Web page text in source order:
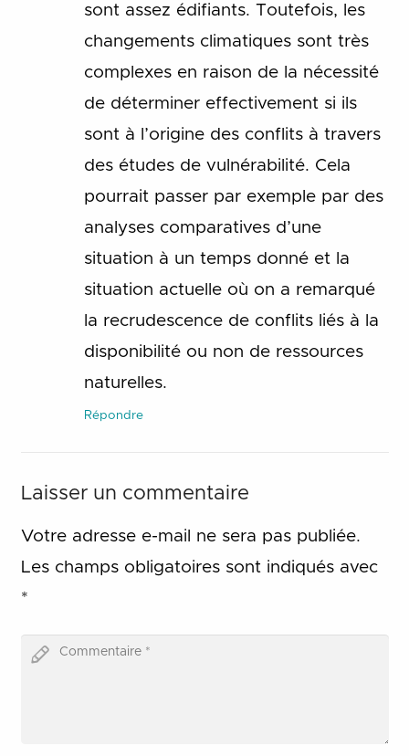
sont assez édifiants. Toutefois, les
changements climatiques sont très
complexes en raison de la nécessité
de déterminer effectivement si ils
sont à l’origine des conflits à travers
des études de vulnérabilité. Cela
pourrait passer par exemple par des
analyses comparatives d’une
situation à un temps donné et la
situation actuelle où on a remarqué
la recrudescence de conflits liés à la
disponibilité ou non de ressources
naturelles.
Répondre
Laisser un commentaire
Votre adresse e-mail ne sera pas publiée.
Les champs obligatoires sont indiqués avec
*